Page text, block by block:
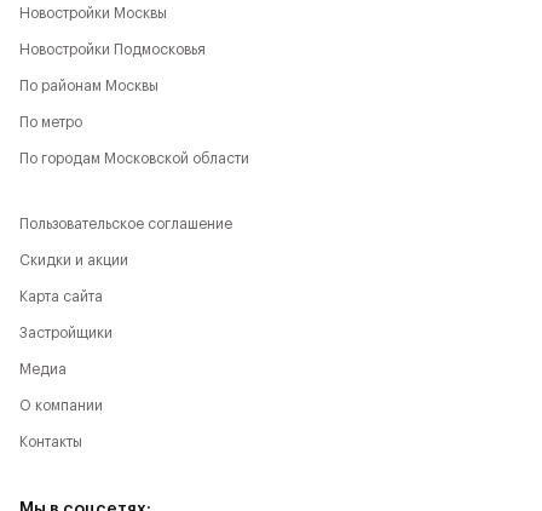
Новостройки Москвы
Новостройки Подмосковья
По районам Москвы
По метро
По городам Московской области
Пользовательское соглашение
Скидки и акции
Карта сайта
Застройщики
Медиа
О компании
Контакты